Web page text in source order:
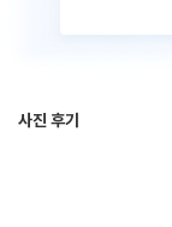
사진 후기